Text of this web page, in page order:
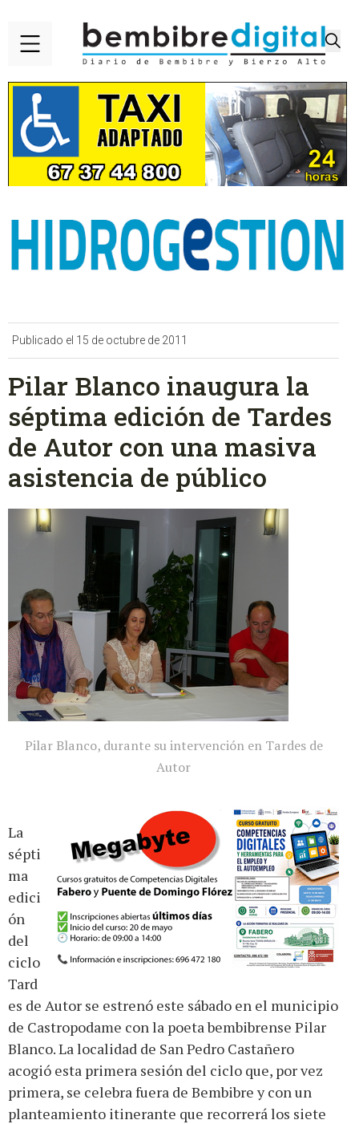
Publicado el 15 de octubre de 2011
Pilar Blanco inaugura la
séptima edición de Tardes
de Autor con una masiva
asistencia de público
Pilar Blanco, durante su intervención en Tardes de
Autor
La
sépti
ma
edici
ón
del
ciclo
Tard
es de Autor se estrenó este sábado en el municipio
de Castropodame con la poeta bembibrense Pilar
Blanco. La localidad de San Pedro Castañero
acogió esta primera sesión del ciclo que, por vez
primera, se celebra fuera de Bembibre y con un
planteamiento itinerante que recorrerá los siete